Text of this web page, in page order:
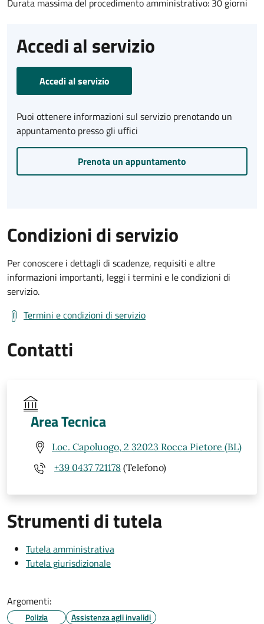
Accedi al servizio
Accedi al servizio
Puoi ottenere informazioni sul servizio prenotando un
appuntamento presso gli uffici
Prenota un appuntamento
Condizioni di servizio
Per conoscere i dettagli di scadenze, requisiti e altre
informazioni importanti, leggi i termini e le condizioni di
servizio.
Termini e condizioni di servizio
Contatti
Area Tecnica
Loc. Capoluogo, 2 32023 Rocca Pietore (BL)
+39 0437 721178 (Telefono)
Strumenti di tutela
Tutela amministrativa
Tutela giurisdizionale
Argomenti:
Polizia Assistenza agli invalidi